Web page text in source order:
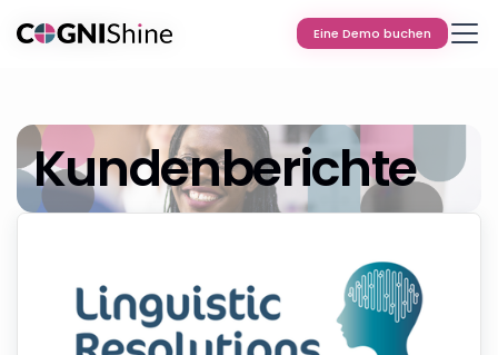
Eine Demo buchen
Kundenberichte
Eine Demo buchen